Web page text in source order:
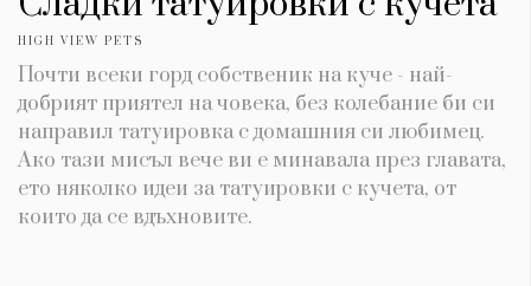
HIGH VIEW PETS
Почти всеки горд собственик на куче - най-
добрият приятел на човека, без колебание би си
направил татуировка с домашния си любимец.
Ако тази мисъл вече ви е минавала през главата,
ето няколко идеи за татуировки с кучета, от
които да се вдъхновите.